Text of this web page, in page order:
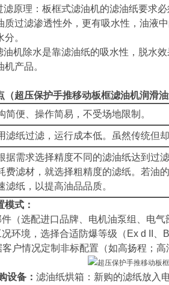
滤原理：板框式滤油机的滤油纸要求
质过滤渗透性外，更有吸水性，油液
。
油机除水是靠滤油纸的吸水性，脱水
产品。
（超压保护手推移动板框滤油机润滑
简便、操作简易，不受场地限制。
滤纸过滤，运行成本低。虽然传统但
据需求选择精度不同的滤油纸达到过
费滤材，就选择粗精度的滤纸。若油
滤纸，以提高油品品质。
模式：
（选配进口品牌、电机油泵组、电气
环境，选择合适防爆等级（Ex d II、
户情况定制非标配置（如高扬程；高
设备： 滤油纸烘箱：新购的滤纸放入